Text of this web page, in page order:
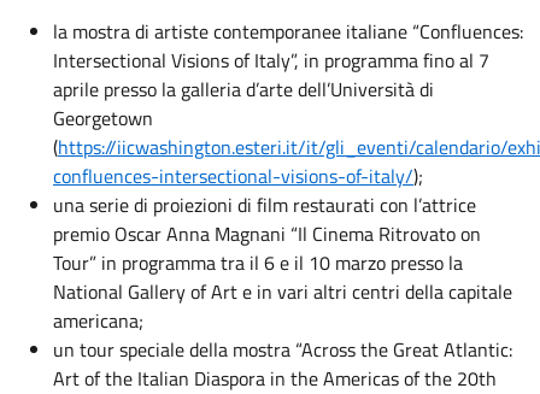
la mostra di artiste contemporanee italiane “Confluences:
Intersectional Visions of Italy”, in programma fino al 7
aprile presso la galleria d’arte dell’Università di
Georgetown
(https://iicwashington.esteri.it/it/gli_eventi/calendario/
confluences-intersectional-visions-of-italy/);
una serie di proiezioni di film restaurati con l’attrice
premio Oscar Anna Magnani “Il Cinema Ritrovato on
Tour” in programma tra il 6 e il 10 marzo presso la
National Gallery of Art e in vari altri centri della capitale
americana;
un tour speciale della mostra “Across the Great Atlantic:
Art of the Italian Diaspora in the Americas of the 20th